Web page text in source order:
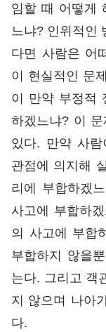
임할 때 어떻게
느냐? 인위적인
다면 사람은 어
이 현실적인 문
이 만약 부정적
하겠느냐? 이
있다. 만약 사
관점에 의지해
리에 부합하겠
사고에 부합하
의 사고에 부합
부합하지 않을
는다. 그리고 객
지 않으며 나아
다.